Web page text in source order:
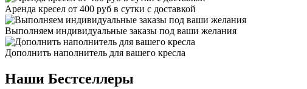
Аренда кресел от 400 руб в сутки с доставкой
Выполняем индивидуальные заказы под ваши желания
Дополнить наполнитель для вашего кресла
Наши Бестселлеры